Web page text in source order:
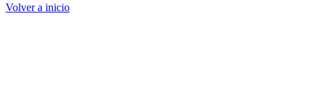
Volver a inicio